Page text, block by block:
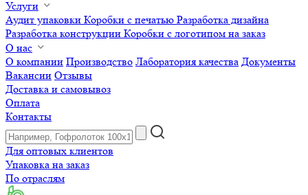
Услуги
Аудит упаковки Коробки с печатью Разработка дизайна
Разработка конструкции Коробки с логотипом на заказ
О нас
О компании Производство Лаборатория качества Документы
Вакансии Отзывы
Доставка и самовывоз
Оплата
Контакты
Для оптовых клиентов
Упаковка на заказ
По отраслям